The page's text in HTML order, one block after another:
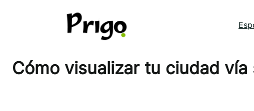
Cómo visualizar tu ciudad